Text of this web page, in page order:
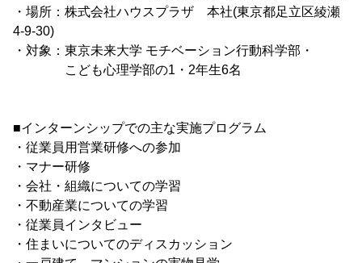
・場所：株式会社ハウスプラザ 本社(東京都足立区綾瀬
4-9-30)
・対象：東京未来大学 モチベーション行動科学部・
こども心理学部の1・2年生6名
■インターンシップでの主な実施プログラム
・従業員用営業研修への参加
・マナー研修
・会社・組織についての学習
・不動産業についての学習
・従業員インタビュー
・住まいについてのディスカッション